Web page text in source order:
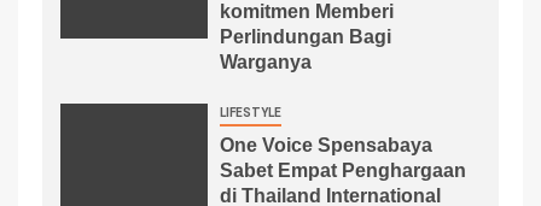
komitmen Memberi
Perlindungan Bagi
Warganya
LIFESTYLE
One Voice Spensabaya
Sabet Empat Penghargaan
di Thailand International